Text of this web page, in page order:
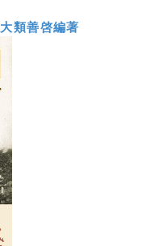
大類善啓編著